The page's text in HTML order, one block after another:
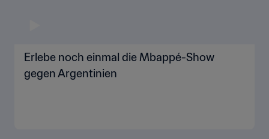
Erlebe noch einmal die Mbappé-Show
gegen Argentinien